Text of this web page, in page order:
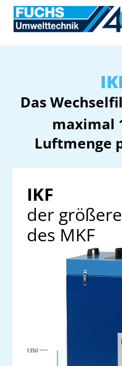
Das
maximal
Luftmenge
IKF
der
des MKF